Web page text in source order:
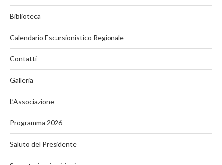
Biblioteca
Calendario Escursionistico Regionale
Contatti
Galleria
L’Associazione
Programma 2026
Saluto del Presidente